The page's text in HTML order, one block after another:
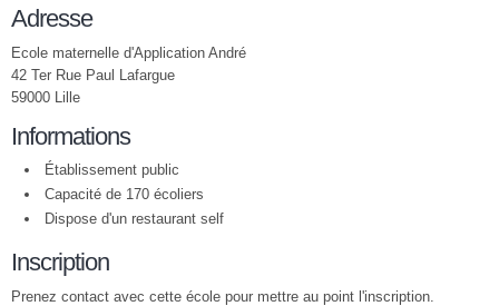
Adresse
Ecole maternelle d'Application André
42 Ter Rue Paul Lafargue
59000 Lille
Informations
Établissement public
Capacité de 170 écoliers
Dispose d'un restaurant self
Inscription
Prenez contact avec cette école pour mettre au point l'inscription.